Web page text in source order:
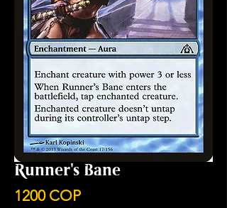
Runner's Bane
1200 COPPrecio